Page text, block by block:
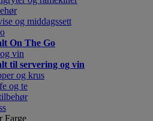
og middagssett
On The Go
vin
til servering og vin
og krus
og te
Farge